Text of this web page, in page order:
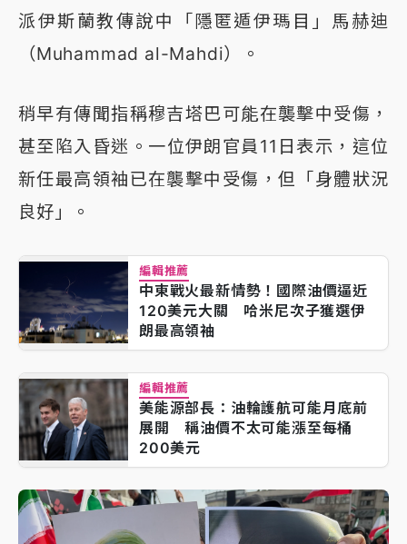
派伊斯蘭教傳說中「隱匿遁伊瑪目」馬赫迪
（Muhammad al-Mahdi）。
稍早有傳聞指稱穆吉塔巴可能在襲擊中受傷，
甚至陷入昏迷。一位伊朗官員11日表示，這位
新任最高領袖已在襲擊中受傷，但「身體狀況
良好」。
編輯推薦
中東戰火最新情勢！國際油價逼近
120美元大關 哈米尼次子獲選伊
朗最高領袖
編輯推薦
美能源部長：油輪護航可能月底前
展開 稱油價不太可能漲至每桶
200美元